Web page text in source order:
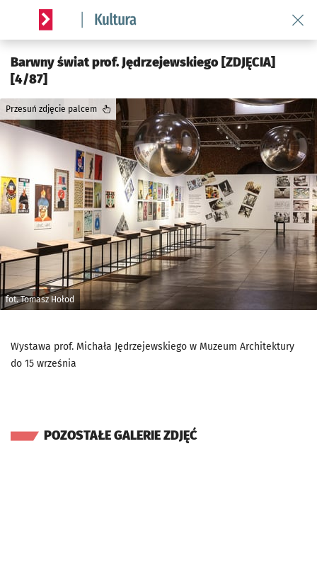
Serwis informacyjny wroclaw.pl podserwis: Kultura
Barwny świat prof. Jędrzejewskiego [ZDJĘCIA]
[4/87]
fot. Tomasz Hołod
Przesuń zdjęcie palcem
Wystawa prof. Michała Jędrzejewskiego w Muzeum Architektury
do 15 września
POZOSTAŁE GALERIE ZDJĘĆ